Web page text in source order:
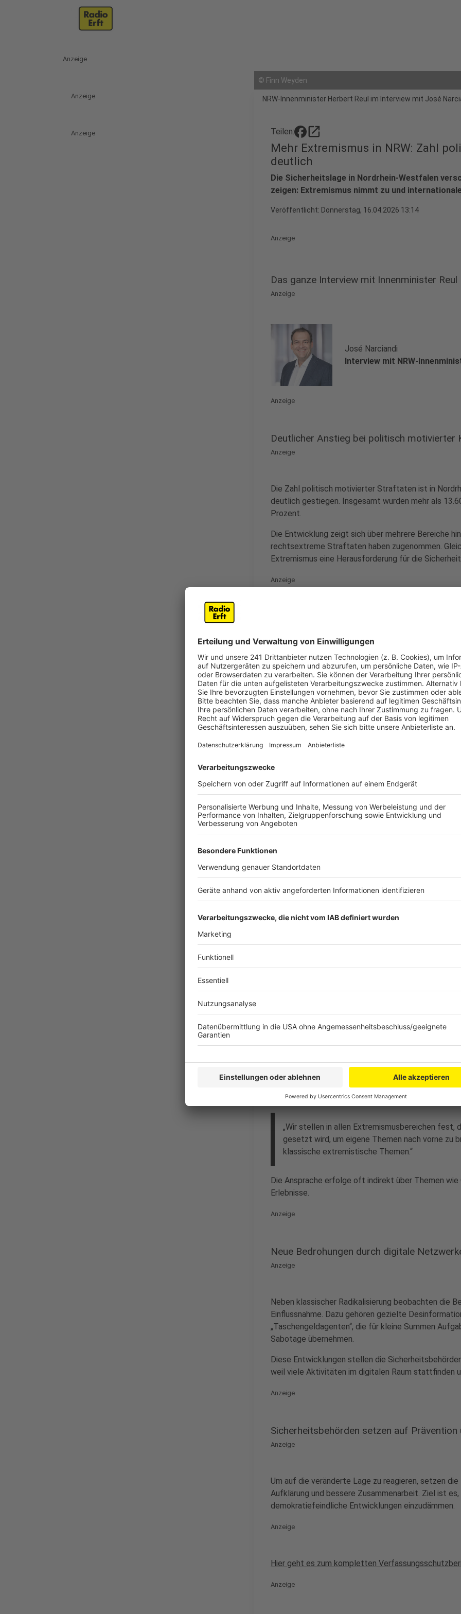
Anzeige
Anzeige
Anzeige
© Finn Weyden
NRW-Innenminister Herbert Reul im Interview mit José
Teilen: open_in_new
Mehr Extremismus in NRW: Zahl
deutlich
Die Sicherheitslage in Nordrhein-Westfalen
zeigen: Extremismus nimmt zu und
Veröffentlicht: Donnerstag, 16.04.2026 13:14
Anzeige
Das ganze Interview mit Innenminister Reul
Anzeige
José Narciandi
Interview mit NRW-
Anzeige
Deutlicher Anstieg bei politisch motivierter
Anzeige
Die Zahl politisch motivierter Straftaten ist in
deutlich gestiegen. Insgesamt wurden mehr als
Prozent.
Die Entwicklung zeigt sich über mehrere Bereiche
rechtsextreme Straftaten haben zugenommen.
Extremismus eine Herausforderung für die
Anzeige
Nach Einschätzung von NRW-Innenminister
globalen Konflikten zusammen. Im Gespräch mit
Landtagsstudios, erklärt Reul, warum sich
machen:
„Dass die Konflikte in der Welt zunehmen, dass
werden, unsicher werden, das Vertrauen in den
Reul macht deutlich: Die Auswirkungen seien längst
Anzeige
Anzeige
Auch Jürgen Kayser, Chef des nordrhein-
grundlegende Veränderung. Extremistische
Interview mit Jürgen Kayser, Leiter NRW-
Anzeige
Im Interview beschreibt Kayser die neuen Methoden
„Wir stellen in allen Extremismusbereichen fest,
gesetzt wird, um eigene Themen nach vorne zu
klassische extremistische Themen.“
Die Ansprache erfolge oft indirekt über Themen
Erlebnisse.
Anzeige
Neue Bedrohungen durch digitale
Anzeige
Neben klassischer Radikalisierung beobachten die
Einflussnahme. Dazu gehören gezielte
„Taschengeldagenten“, die für kleine Summen
Sabotage übernehmen.
Diese Entwicklungen stellen die
weil viele Aktivitäten im digitalen Raum stattfinden
Anzeige
Sicherheitsbehörden setzen auf
Anzeige
Um auf die veränderte Lage zu reagieren, setzen
Aufklärung und bessere Zusammenarbeit. Ziel ist
demokratiefeindliche Entwicklungen einzudämmen.
Anzeige
Hier geht es zum kompletten
Anzeige